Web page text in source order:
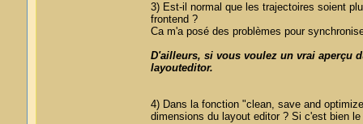
3) Est-il normal que les trajectoires soient
frontend ?
Ca m'a posé des problèmes pour
D'ailleurs, si vous voulez un vrai aperçu
layouteditor.
4) Dans la fonction "clean, save and
dimensions du layout editor ? Si c'est bien